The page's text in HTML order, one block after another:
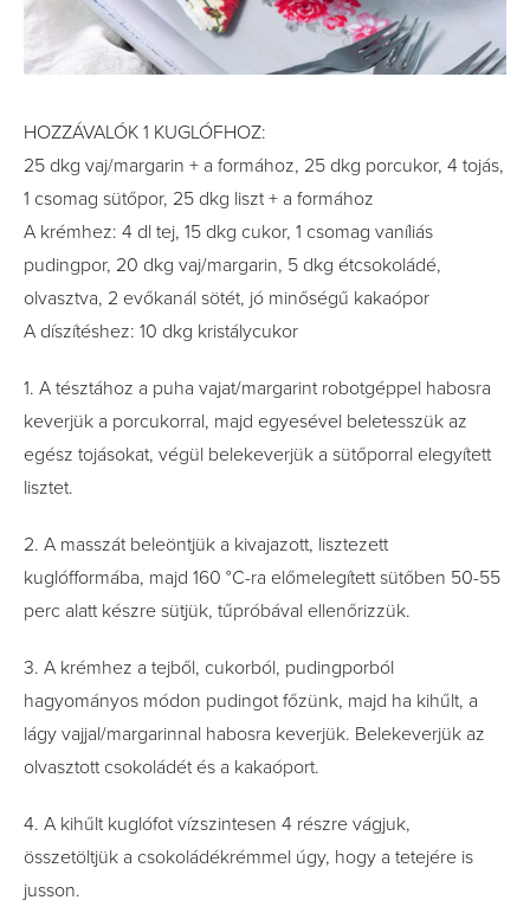
HOZZÁVALÓK 1 KUGLÓFHOZ:
25 dkg vaj/margarin + a formához, 25 dkg porcukor, 4 tojás,
1 csomag sütőpor, 25 dkg liszt + a formához
A krémhez: 4 dl tej, 15 dkg cukor, 1 csomag vaníliás
pudingpor, 20 dkg vaj/margarin, 5 dkg étcsokoládé,
olvasztva, 2 evőkanál sötét, jó minőségű kakaópor
A díszítéshez: 10 dkg kristálycukor
1. A tésztához a puha vajat/margarint robotgéppel habosra
keverjük a porcukorral, majd egyesével beletesszük az
egész tojásokat, végül belekeverjük a sütőporral elegyített
lisztet.
2. A masszát beleöntjük a kivajazott, lisztezett
kuglófformába, majd 160 °C-ra előmelegített sütőben 50-55
perc alatt készre sütjük, tűpróbával ellenőrizzük.
3. A krémhez a tejből, cukorból, pudingporból
hagyományos módon pudingot főzünk, majd ha kihűlt, a
lágy vajjal/margarinnal habosra keverjük. Belekeverjük az
olvasztott csokoládét és a kakaóport.
4. A kihűlt kuglófot vízszintesen 4 részre vágjuk,
összetöltjük a csokoládékrémmel úgy, hogy a tetejére is
jusson.